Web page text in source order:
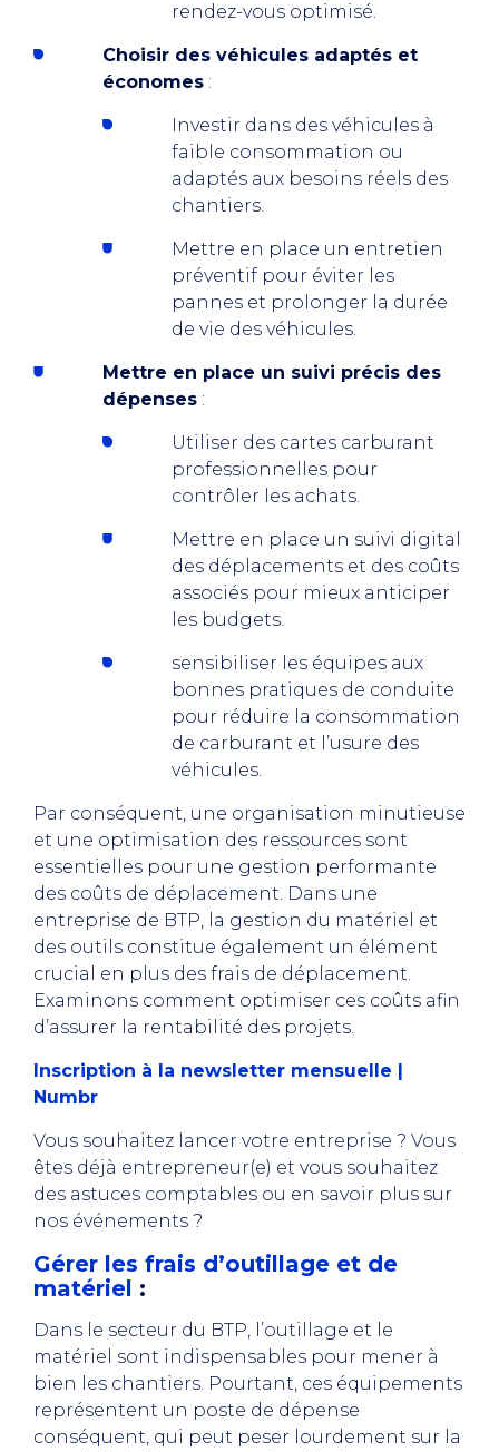
rendez-vous optimisé.
Choisir des véhicules adaptés et
économes :
Investir dans des véhicules à
faible consommation ou
adaptés aux besoins réels des
chantiers.
Mettre en place un entretien
préventif pour éviter les
pannes et prolonger la durée
de vie des véhicules.
Mettre en place un suivi précis des
dépenses :
Utiliser des cartes carburant
professionnelles pour
contrôler les achats.
Mettre en place un suivi digital
des déplacements et des coûts
associés pour mieux anticiper
les budgets.
sensibiliser les équipes aux
bonnes pratiques de conduite
pour réduire la consommation
de carburant et l’usure des
véhicules.
Par conséquent, une organisation minutieuse
et une optimisation des ressources sont
essentielles pour une gestion performante
des coûts de déplacement. Dans une
entreprise de BTP, la gestion du matériel et
des outils constitue également un élément
crucial en plus des frais de déplacement.
Examinons comment optimiser ces coûts afin
d’assurer la rentabilité des projets.
Inscription à la newsletter mensuelle |
Numbr
Vous souhaitez lancer votre entreprise ? Vous
êtes déjà entrepreneur(e) et vous souhaitez
des astuces comptables ou en savoir plus sur
nos événements ?
Gérer les frais d’outillage et de
matériel :
Dans le secteur du BTP, l’outillage et le
matériel sont indispensables pour mener à
bien les chantiers. Pourtant, ces équipements
représentent un poste de dépense
conséquent, qui peut peser lourdement sur la